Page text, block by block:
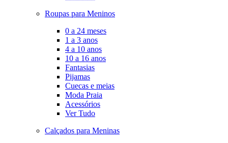
Roupas para Meninos
0 a 24 meses
1 a 3 anos
4 a 10 anos
10 a 16 anos
Fantasias
Pijamas
Cuecas e meias
Moda Praia
Acessórios
Ver Tudo
Calçados para Meninas